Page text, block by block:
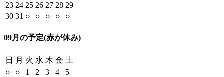
23 24 25 26 27 28 29
30 31 ○ ○ ○ ○ ○
09月の予定(赤が休み)
日 月 火 水 木 金 土
○
○ 1 2 3 4
5